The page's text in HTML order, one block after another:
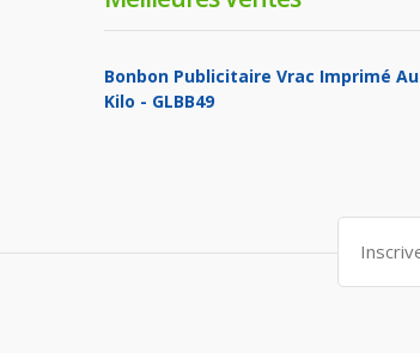
Bonbon Publicitaire Vrac Imprimé Au
Kilo - GLBB49